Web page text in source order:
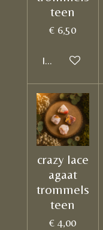
teen
€ 6,50
In winkelwagen
crazy lace
agaat
trommels
teen
€ 4,00